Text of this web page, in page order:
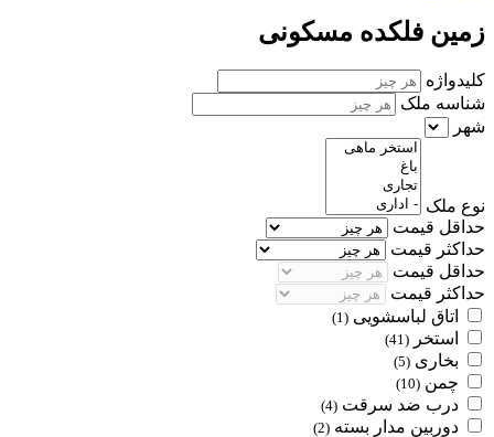
زمین فلکده مسکونی
کلیدواژه
شناسه ملک
شهر
نوع ملک
حداقل قیمت
حداکثر قیمت
حداقل قیمت
حداکثر قیمت
اتاق لباسشویی (1)
استخر (41)
بخاری (5)
چمن (10)
درب ضد سرقت (4)
دوربین مدار بسته (2)